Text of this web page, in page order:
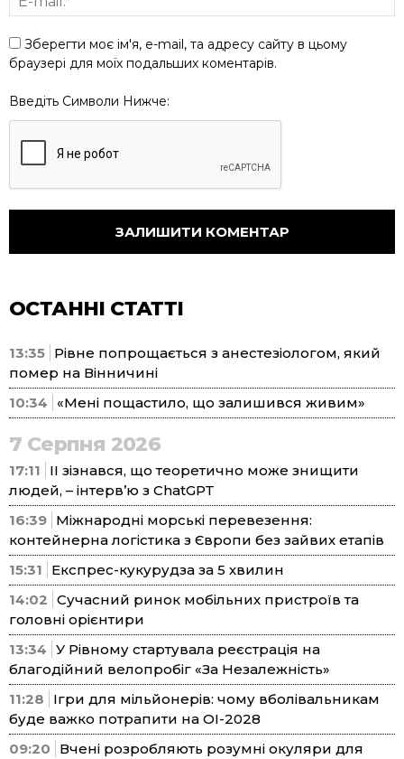
Зберегти моє ім'я, e-mail, та адресу сайту в цьому
браузері для моїх подальших коментарів.
Введіть Символи Нижче:
ОСТАННІ СТАТТІ
13:35 Рівне попрощається з анестезіологом, який
помер на Вінничині
10:34
«Мені пощастило, що залишився живим»
7 Серпня 2026
17:11
ІІ зізнався, що теоретично може знищити
людей, – інтерв’ю з ChatGPT
16:39 Міжнародні морські перевезення:
контейнерна логістика з Європи без зайвих етапів
15:31
Експрес-кукурудза за 5 хвилин
14:02 Сучасний ринок мобільних пристроїв та
головні орієнтири
13:34 У Рівному стартувала реєстрація на
благодійний велопробіг «За Незалежність»
11:28
Ігри для мільйонерів: чому вболівальникам
буде важко потрапити на ОІ-2028
09:20
Вчені розробляють розумні окуляри для